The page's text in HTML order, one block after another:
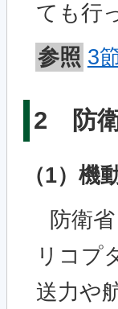
ても行
参照 3
2 防衛
（1）機
防衛
リコプ
送力や